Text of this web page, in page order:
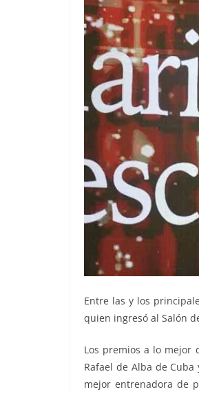
Entre las y los
quien ingresó al Salón
Los premios a lo mejor
Rafael de Alba de
mejor entrenadora de